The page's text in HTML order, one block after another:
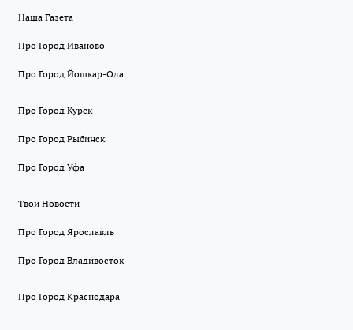
Наша Газета
Про Город Иваново
Про Город Йошкар-Ола
Про Город Курск
Про Город Рыбинск
Про Город Уфа
Твои Новости
Про Город Ярославль
Про Город Владивосток
Про Город Краснодара